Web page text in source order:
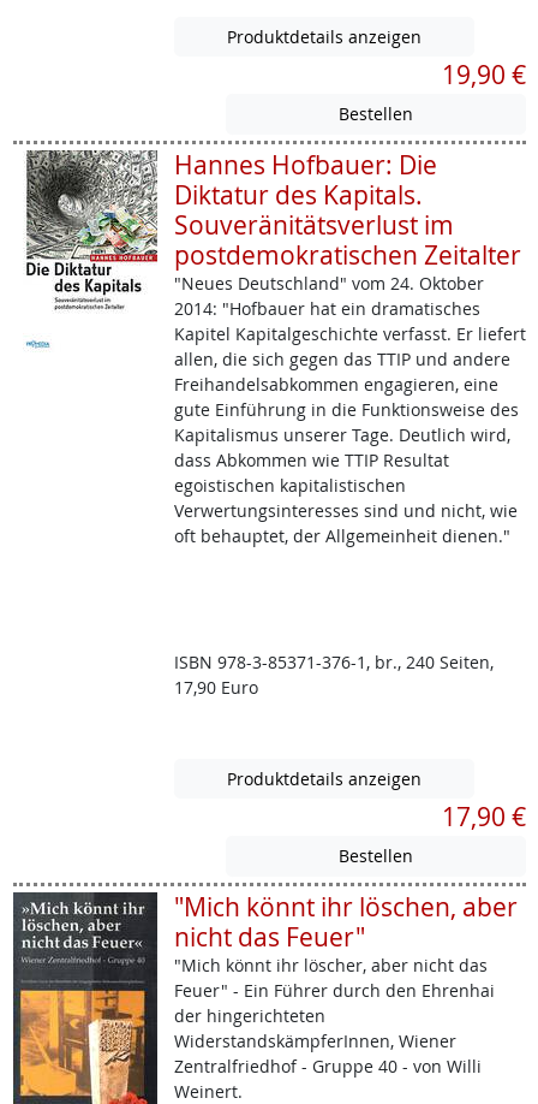
Produktdetails anzeigen
19,90 €
Hannes Hofbauer: Die
Diktatur des Kapitals.
Souveränitätsverlust im
postdemokratischen Zeitalter
"Neues Deutschland" vom 24. Oktober
2014: "Hofbauer hat ein dramatisches
Kapitel Kapitalgeschichte verfasst. Er liefert
allen, die sich gegen das TTIP und andere
Freihandelsabkommen engagieren, eine
gute Einführung in die Funktionsweise des
Kapitalismus unserer Tage. Deutlich wird,
dass Abkommen wie TTIP Resultat
egoistischen kapitalistischen
Verwertungsinteresses sind und nicht, wie
oft behauptet, der Allgemeinheit dienen."
ISBN 978-3-85371-376-1, br., 240 Seiten,
17,90 Euro
Produktdetails anzeigen
17,90 €
"Mich könnt ihr löschen, aber
nicht das Feuer"
"Mich könnt ihr löscher, aber nicht das
Feuer" - Ein Führer durch den Ehrenhai
der hingerichteten
WiderstandskämpferInnen, Wiener
Zentralfriedhof - Gruppe 40 - von Willi
Weinert.